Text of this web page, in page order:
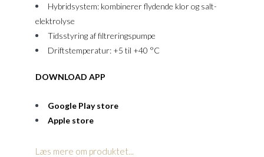
Hybridsystem: kombinerer flydende klor og salt-
elektrolyse
Tidsstyring af filtreringspumpe
Driftstemperatur: +5 til +40 °C
DOWNLOAD APP
Google Play store
Apple store
Læs mere om produktet...